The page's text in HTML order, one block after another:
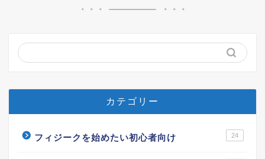
カテゴリー
フィジークを始めたい初心者向け 24